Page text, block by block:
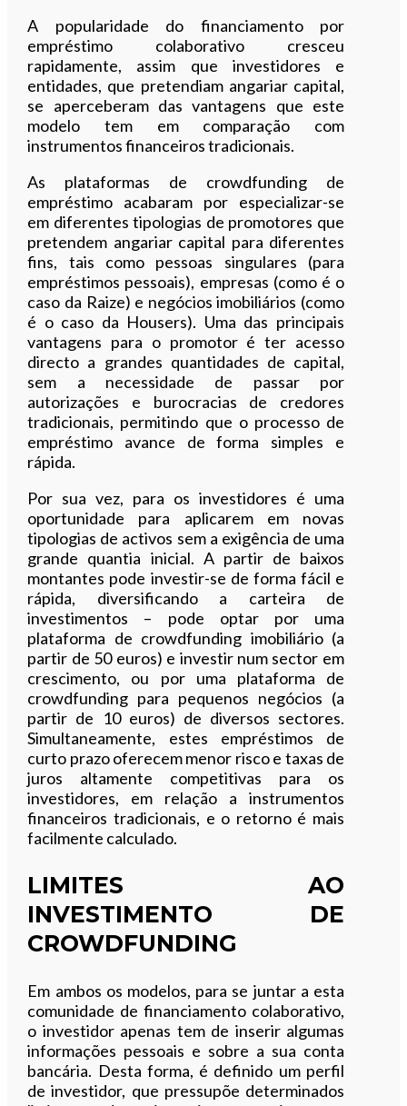
A popularidade do financiamento por
empréstimo colaborativo cresceu
rapidamente, assim que investidores e
entidades, que pretendiam angariar capital,
se aperceberam das vantagens que este
modelo tem em comparação com
instrumentos financeiros tradicionais.
As plataformas de crowdfunding de
empréstimo acabaram por especializar-se
em diferentes tipologias de promotores que
pretendem angariar capital para diferentes
fins, tais como pessoas singulares (para
empréstimos pessoais), empresas (como é o
caso da Raize) e negócios imobiliários (como
é o caso da Housers). Uma das principais
vantagens para o promotor é ter acesso
directo a grandes quantidades de capital,
sem a necessidade de passar por
autorizações e burocracias de credores
tradicionais, permitindo que o processo de
empréstimo avance de forma simples e
rápida.
Por sua vez, para os investidores é uma
oportunidade para aplicarem em novas
tipologias de activos sem a exigência de uma
grande quantia inicial. A partir de baixos
montantes pode investir-se de forma fácil e
rápida, diversificando a carteira de
investimentos – pode optar por uma
plataforma de crowdfunding imobiliário (a
partir de 50 euros) e investir num sector em
crescimento, ou por uma plataforma de
crowdfunding para pequenos negócios (a
partir de 10 euros) de diversos sectores.
Simultaneamente, estes empréstimos de
curto prazo oferecem menor risco e taxas de
juros altamente competitivas para os
investidores, em relação a instrumentos
financeiros tradicionais, e o retorno é mais
facilmente calculado.
LIMITES AO
INVESTIMENTO DE
CROWDFUNDING
Em ambos os modelos, para se juntar a esta
comunidade de financiamento colaborativo,
o investidor apenas tem de inserir algumas
informações pessoais e sobre a sua conta
bancária. Desta forma, é definido um perfil
de investidor, que pressupõe determinados